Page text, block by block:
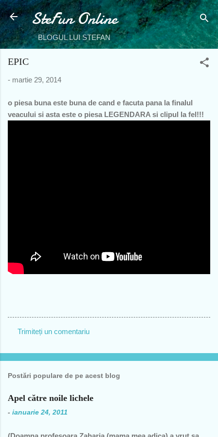
Treceți la conținutul principal
SteFun Online
BLOGUL LUI STEFAN
EPIC
- martie 29, 2014
o piesa buna este buna de cand e facuta pana la finalul
veacului si asta este o piesa LEGENDARA si clipul la fel!!!
o
n
t
Trimiteți un comentariu
Postări populare de pe acest blog
Apel către noile lichele
- ianuarie 24, 2011